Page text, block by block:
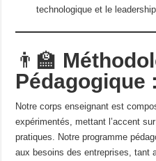
technologique et le leadership.
👨‍🏫
Pédagogique :
Notre corps enseignant est
expérimentés, mettant l’accent
pratiques. Notre programme
aux besoins des entreprises, tant